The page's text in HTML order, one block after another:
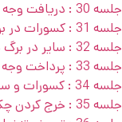
جلسه 30 : دریافت وجه
جلسه 31 : کسورات در برگ دریافت وجه
جلسه 32 : سایر در برگ دریافت وجه
جلسه 33 : پرداخت وجه
جلسه 34 : کسورات و سایر در برگ پرداخت وجه
جلسه 35 : خرج کردن چک دریافتی در برگ پرداخت وجه